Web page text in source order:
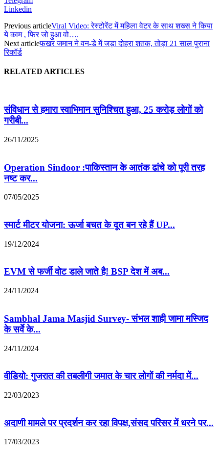
Linkedin
Previous articleViral Video: रेस्टोरेंट में महिला वेटर के साथ शख्स ने किया
ये काम , फिर जो हुआ वो….
Next articleफखर जमान ने वन-डे में जड़ा दोहरा शतक, तोड़ा 21 साल पुराना
रिकॉर्ड
RELATED ARTICLES
संविधान से हमारा स्वाभिमान सुनिश्चित हुआ, 25 करोड़ लोगों को
गरीबी...
26/11/2025
Operation Sindoor :पाकिस्तान के आतंक ढांचे को पूरी तरह
नष्ट कर...
07/05/2025
स्मार्ट मीटर योजना: ऊर्जा बचत के दूत बन रहे हैं UP...
19/12/2024
EVM से फर्जी वोट डाले जाते है! BSP देश में अब...
24/11/2024
Sambhal Jama Masjid Survey- संभल शाही जामा मस्जिद
के सर्वे के...
24/11/2024
वीडियो: गुजरात की तबलीगी जमात के चार लोगों की नर्मदा में...
22/03/2023
अदाणी मामले पर प्रदर्शन कर रहा विपक्ष,संसद परिसर में धरने पर...
17/03/2023